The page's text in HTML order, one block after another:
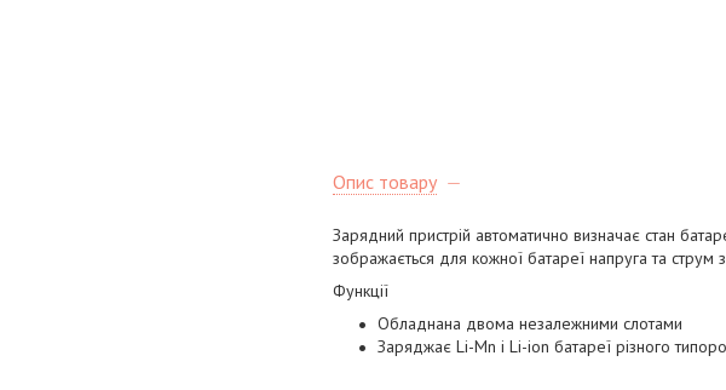
Опис товару
Зарядний пристрій автоматично визначає стан
зображається для кожної батареї напруга та струм
Функції
Обладнана двома незалежними слотами
Заряджає Li-Mn і Li-ion батареї різного